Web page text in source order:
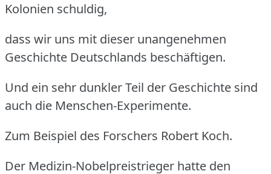
Kolonien schuldig,
dass wir uns mit dieser unangenehmen
Geschichte Deutschlands beschäftigen.
Und ein sehr dunkler Teil der Geschichte sind
auch die Menschen-Experimente.
Zum Beispiel des Forschers Robert Koch.
Der Medizin-Nobelpreistrieger hatte den